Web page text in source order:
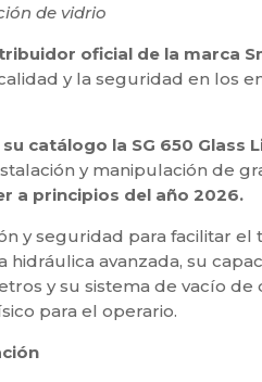
de vidrio
oficial de la marca
y la seguridad en los
catálogo la SG 650 Glass
y manipulación de
a principios del año 2026.
y seguridad para facilitar el
avanzada, su
y su sistema de vacío
para el operario.